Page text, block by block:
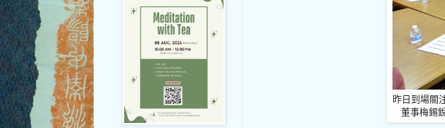
昨日到場關
董事梅錫